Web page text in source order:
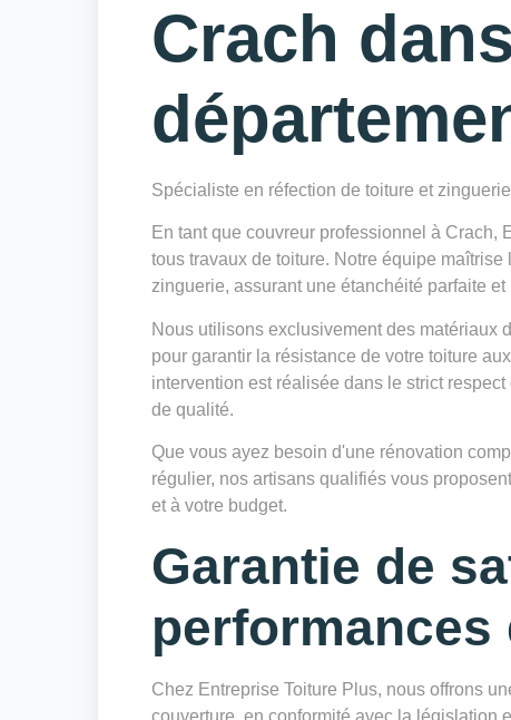
Crach
Spécialiste en réfection de toiture et
En tant que couvreur professionnel à Crach,
tous travaux de toiture. Notre équipe
zinguerie, assurant une étanchéité parfaite
Nous utilisons exclusivement des matériaux
pour garantir la résistance de votre toiture
intervention est réalisée dans le strict
de qualité.
Que vous ayez besoin d'une rénovation
régulier, nos artisans qualifiés vous
et à votre budget.
Garantie de
performances
Chez Entreprise Toiture Plus, nous offrons
couverture, en conformité avec la législation